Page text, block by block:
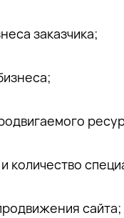
заказчика;
количество
сайта;